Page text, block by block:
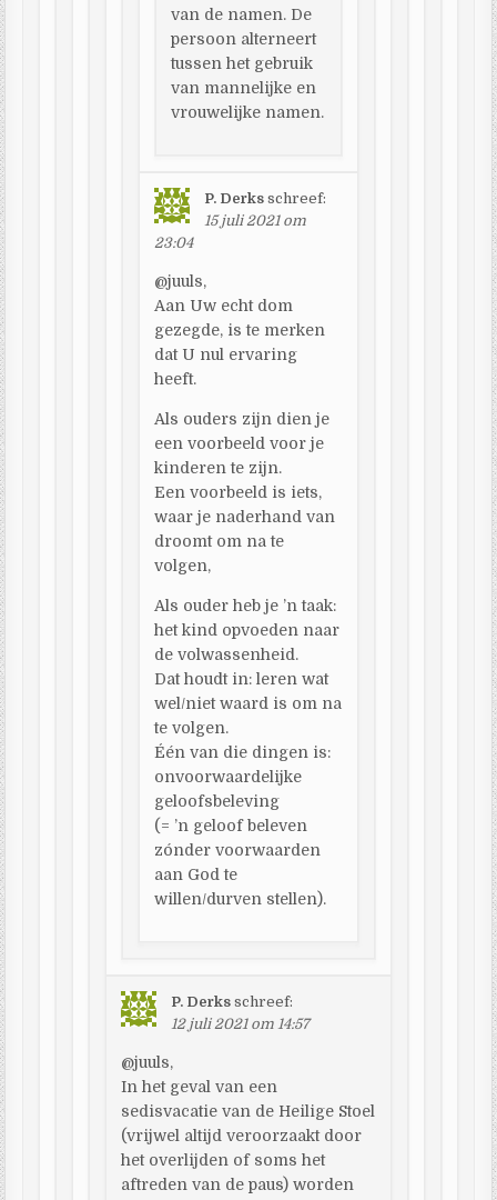
van de namen. De
persoon alterneert
tussen het gebruik
van mannelijke en
vrouwelijke namen.
P. Derks schreef:
15 juli 2021 om
23:04
@juuls,
Aan Uw echt dom
gezegde, is te merken
dat U nul ervaring
heeft.
Als ouders zijn dien je
een voorbeeld voor je
kinderen te zijn.
Een voorbeeld is iets,
waar je naderhand van
droomt om na te
volgen,
Als ouder heb je ’n taak:
het kind opvoeden naar
de volwassenheid.
Dat houdt in: leren wat
wel/niet waard is om na
te volgen.
Één van die dingen is:
onvoorwaardelijke
geloofsbeleving
(= ’n geloof beleven
zónder voorwaarden
aan God te
willen/durven stellen).
P. Derks schreef:
12 juli 2021 om 14:57
@juuls,
In het geval van een
sedisvacatie van de Heilige Stoel
(vrijwel altijd veroorzaakt door
het overlijden of soms het
aftreden van de paus) worden